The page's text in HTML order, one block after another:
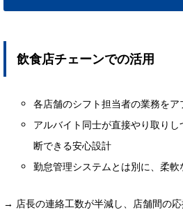
飲食店チェーンでの活用
各店舗のシフト担当者の業務をア
アルバイト同士が直接やり取り
断できる安心設計
勤怠管理システムとは別に、柔
→ 店長の連絡工数が半減し、店舗間の